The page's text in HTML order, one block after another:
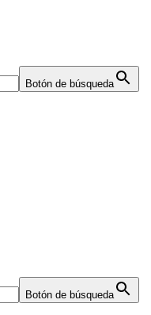
Botón de búsqueda
Botón de búsqueda